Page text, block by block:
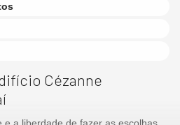
Cézanne